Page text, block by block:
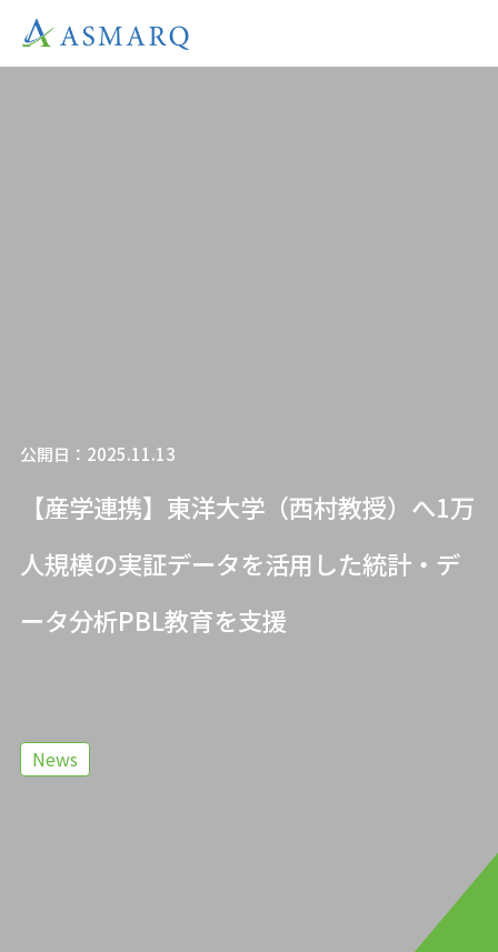
公開日：2025.11.13
【産学連携】東洋大学（西村教授）へ1万
人規模の実証データを活用した統計・デ
ータ分析PBL教育を支援
News